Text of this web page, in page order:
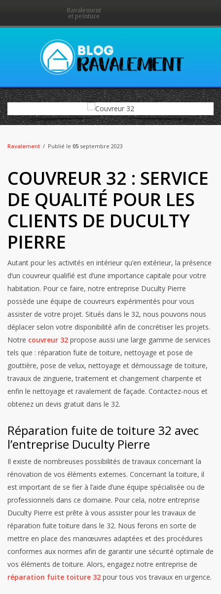
Ravalement
et peinture
Ravalement Publié le 05 septembre 2023
COUVREUR 32 : SERVICE
DE QUALITÉ POUR LES
CLIENTS DE DUCULTY
PIERRE
Autant pour les activités en intérieur qu’en extérieur, la présence
d’un couvreur qualifié est d’une importance capitale pour votre
habitation. Pour ce faire, notre entreprise Duculty Pierre
possède une équipe de couvreurs expérimentés pour vous
assister de votre projet. Situés dans le 32, nous pouvons nous
déplacer selon votre disponibilité afin de concrétiser les projets.
Notre couvreur 32 propose aussi une large gamme de services
tels que : réparation fuite de toiture, nettoyage et pose de
gouttière, pose de velux, nettoyage et démoussage de toiture,
travaux de zinguerie, traitement et changement charpente et
enfin le nettoyage et ravalement de façade. Contactez-nous et
obtenez un devis gratuit dans le 32.
Réparation fuite de toiture 32 avec
l’entreprise Duculty Pierre
Il existe de nombreuses possibilités de travaux concernant la
rénovation de vos éléments externes. Concernant la toiture, il
est important de se fier à l’aide d’une équipe spécialisée ou de
professionnels dans ce domaine. Pour cela, notre entreprise
Duculty Pierre est prête à vous assister pour les travaux de
réparation fuite toiture dans le 32. Nous ferons en sorte de
mettre en place des manœuvres adaptées et des procédures
conformes aux normes afin de garantir une sécurité optimale de
vos éléments de toiture. Alors, engagez notre entreprise de
réparation fuite toiture 32 pour tous vos travaux en urgence.